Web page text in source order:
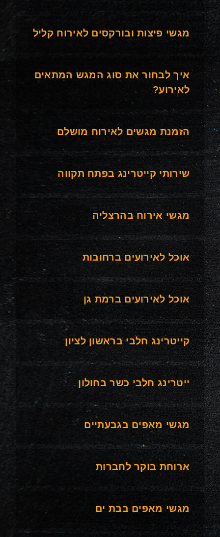
מגשי פיצות ובורקסים לאירוח קליל
איך לבחור את סוג המגש המתאים
לאירוע?
הזמנת מגשים לאירוח מושלם
שירותי קייטרינג בפתח תקווה
מגשי אירוח בהרצליה
אוכל לאירועים ברחובות
אוכל לאירועים ברמת גן
קייטרינג חלבי בראשון לציון
ייטרינג חלבי כשר בחולון
מגשי מאפים בגבעתיים
ארוחת בוקר לחברות
מגשי מאפים בבת ים